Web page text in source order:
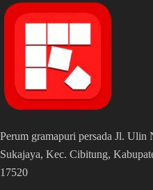
Perum gramapuri persada Jl.
Sukajaya, Kec. Cibitung,
17520